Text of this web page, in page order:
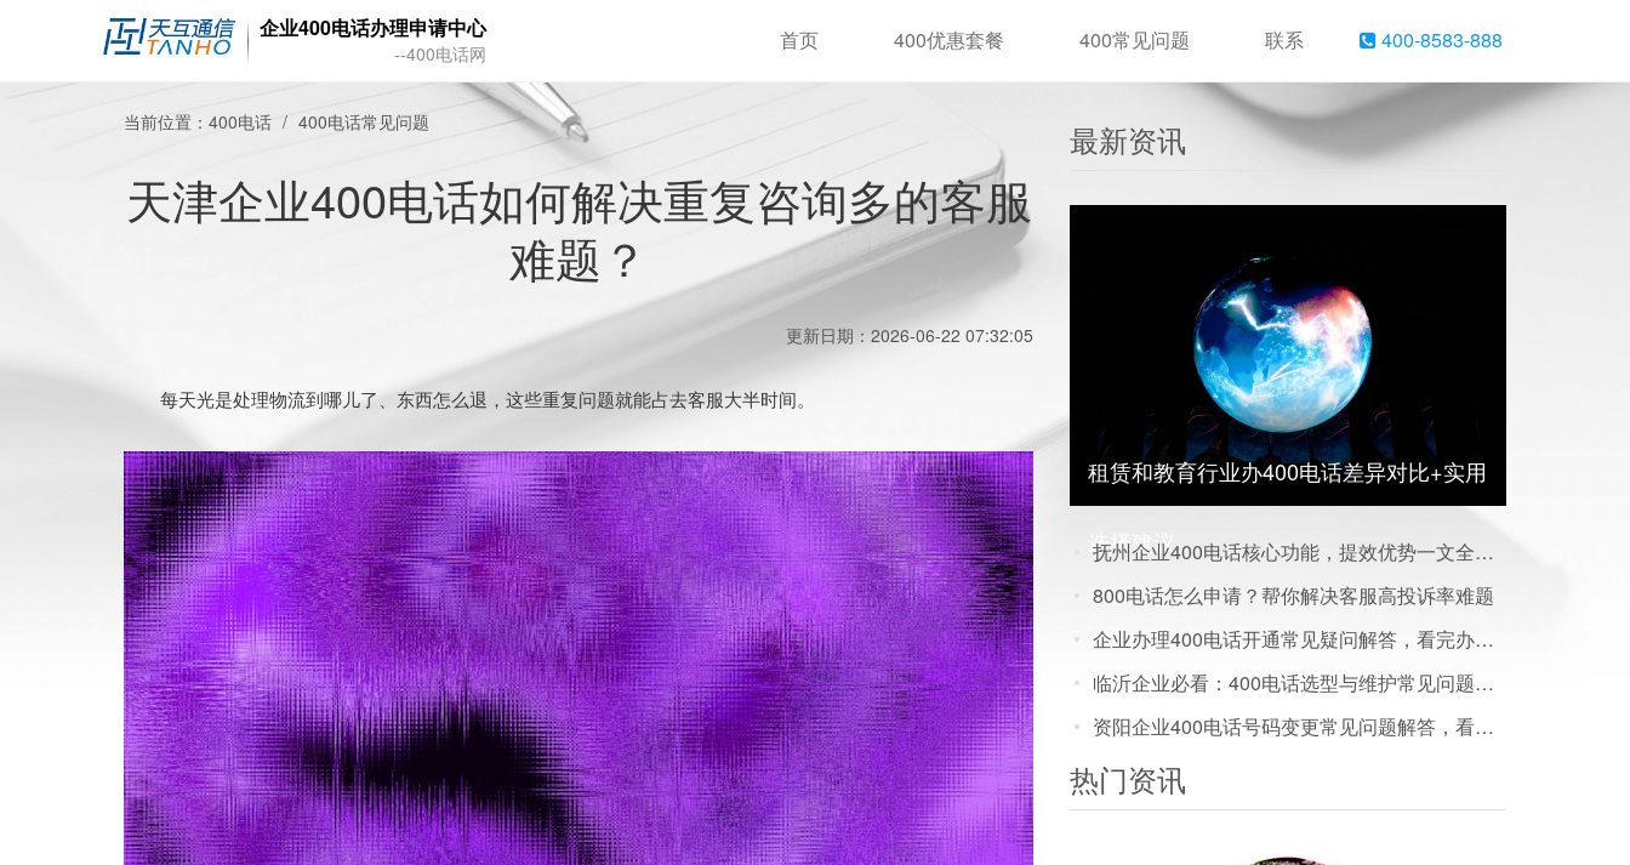
企业400电话办理申请中心
--400电话网 首页 400优惠套餐 400常见问题 联系 400-8583-888
当前位置： 400电话 400电话常见问题
天津企业400电话如何解决重复咨询多的客服
难题？
更新日期：2026-06-22 07:32:05
每天光是处理物流到哪儿了、东西怎么退，这些重复问题就能占去客服大半时间。
最新资讯
租赁和教育行业办400电话差异对比+实用
选择建议
抚州企业400电话核心功能，提效优势一文全解析
800电话怎么申请？帮你解决客服高投诉率难题
企业办理400电话开通常见疑问解答，看完办事少走弯路
临沂企业必看：400电话选型与维护常见问题解答
资阳企业400电话号码变更常见问题解答，看完少走弯路
热门资讯